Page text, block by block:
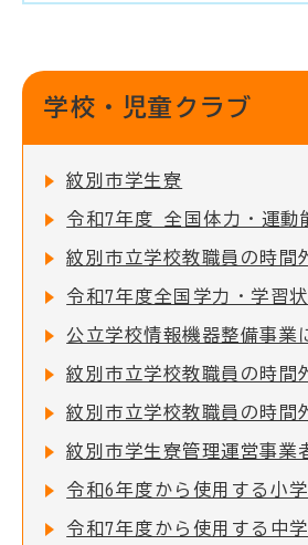
学校・児童クラブ
紋別市学生寮